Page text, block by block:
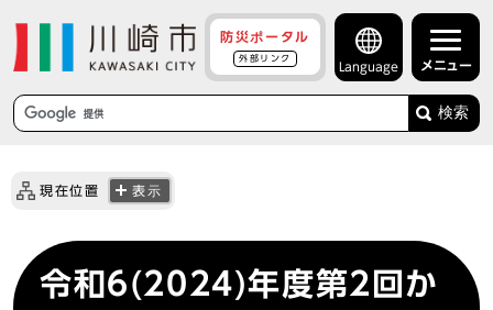
防災ポータル
外部リンク
Language メニュー
検索
現在位置 表示
令和6(2024)年度第2回か